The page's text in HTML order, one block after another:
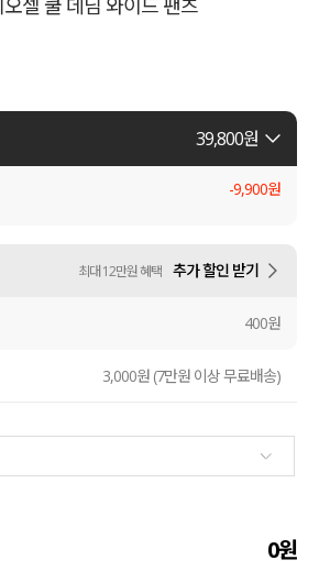
언더웨어
셀 쿨 데님 와이드 팬츠
39,800원
-9,900원
최대 12만원 혜택 추가 할인 받기
400원
3,000원 (7만원 이상 무료배송)
0원